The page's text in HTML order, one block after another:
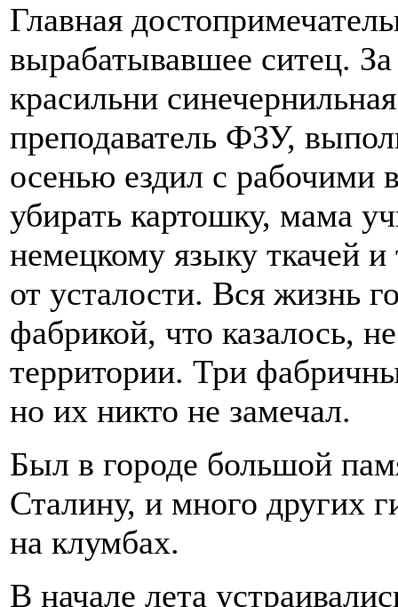
Главная
вырабатывавшее ситец.
красильни
преподаватель ФЗУ,
осенью ездил с рабочими
убирать картошку, мама
немецкому языку ткачей
от усталости. Вся жизнь
фабрикой, что казалось,
территории. Три
но их никто не замечал.
Был в городе большой
Сталину, и много других
на клумбах.
В начале лета